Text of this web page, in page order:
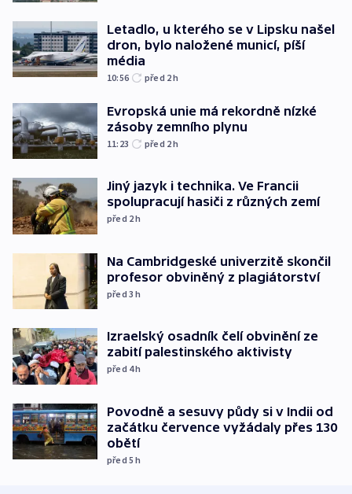
Letadlo, u kterého se v Lipsku našel
dron, bylo naložené municí, píší
média
10:56 před 2h
Evropská unie má rekordně nízké
zásoby zemního plynu
11:23 před 2h
Jiný jazyk i technika. Ve Francii
spolupracují hasiči z různých zemí
před 2h
Na Cambridgeské univerzitě skončil
profesor obviněný z plagiátorství
před 3h
Izraelský osadník čelí obvinění ze
zabití palestinského aktivisty
před 4h
Povodně a sesuvy půdy si v Indii od
začátku července vyžádaly přes 130
obětí
před 5h